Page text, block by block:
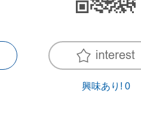
興味あり! 0